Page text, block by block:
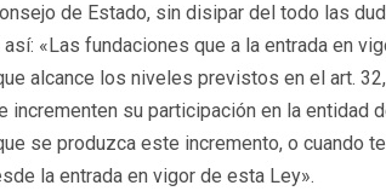
de Estado, sin disipar del todo las
«Las fundaciones que a la entrada en
alcance los niveles previstos en el art.
incrementen su participación en la entidad
se produzca este incremento, o cuando
la entrada en vigor de esta Ley».